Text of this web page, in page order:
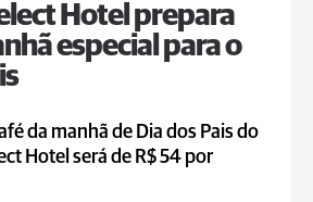
Hotel prepara
especial para o
da manhã de Dia dos Pais do
Hotel será de R$ 54 por